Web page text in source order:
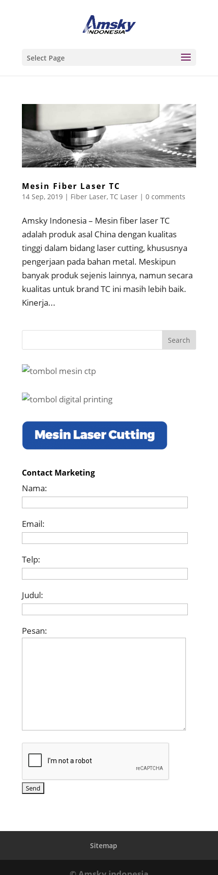
Select Page
Mesin Fiber Laser TC
14 Sep, 2019| Fiber Laser, TC Laser| 0 comments
Amsky Indonesia – Mesin fiber laser TC
adalah produk asal China dengan kualitas
tinggi dalam bidang laser cutting, khususnya
pengerjaan pada bahan metal. Meskipun
banyak produk sejenis lainnya, namun secara
kualitas untuk brand TC ini masih lebih baik.
Kinerja...
Contact Marketing
Nama:
Email:
Telp:
Judul:
Pesan:
Sitemap